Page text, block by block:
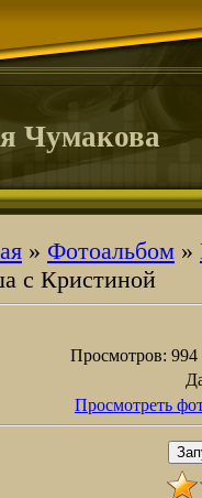
Чумакова
» Фотоальбом »
с Кристиной
Просмотров:
Просмотреть